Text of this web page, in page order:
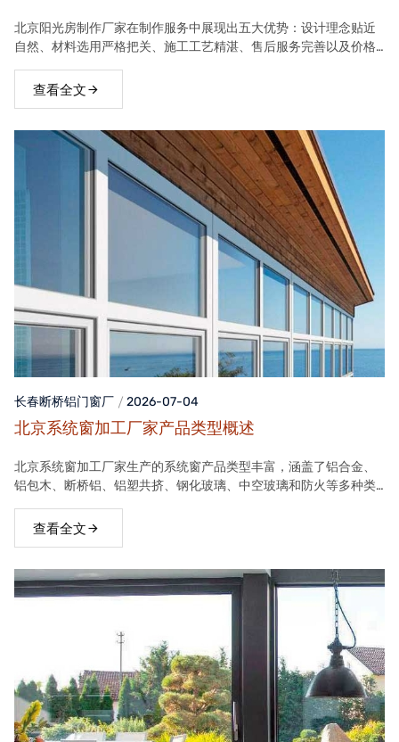
北京阳光房制作厂家在制作服务中展现出五大优势：设计理念贴近
自然、材料选用严格把关、施工工艺精湛、售后服务完善以及价格
查看全文
长春断桥铝门窗厂 2026-07-04
北京系统窗加工厂家产品类型概述
北京系统窗加工厂家生产的系统窗产品类型丰富，涵盖了铝合金、
铝包木、断桥铝、铝塑共挤、钢化玻璃、中空玻璃和防火等多种类
满足不同客户的需求。
查看全文